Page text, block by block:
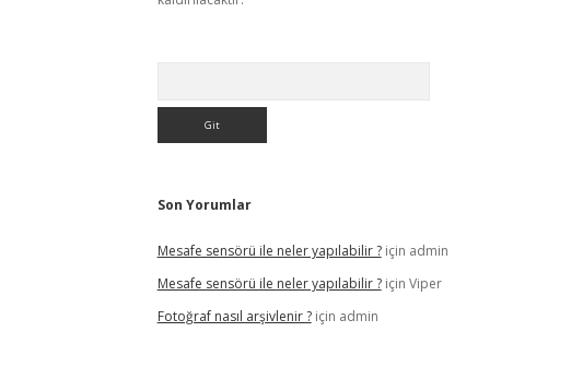
Son Yorumlar
Mesafe sensörü ile neler yapılabilir ?için admin
Mesafe sensörü ile neler yapılabilir ?için Viper
Fotoğraf nasıl arşivlenir ?için admin